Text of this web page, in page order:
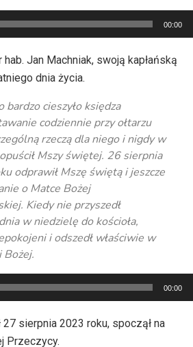
00:00
Jan Machniak, swoją kapłańską
dnia życia.
bardzo cieszyło księdza
codziennie przy ołtarzu
rzeczą dla niego i nigdy w
Mszy świętej. 26 sierpnia
odprawił Mszę świętą i jeszcze
o Matce Bożej
Kiedy nie przyszedł
w niedzielę do kościoła,
i odszedł właściwie w
00:00
27 sierpnia 2023 roku, spoczął na
Przeczycy.